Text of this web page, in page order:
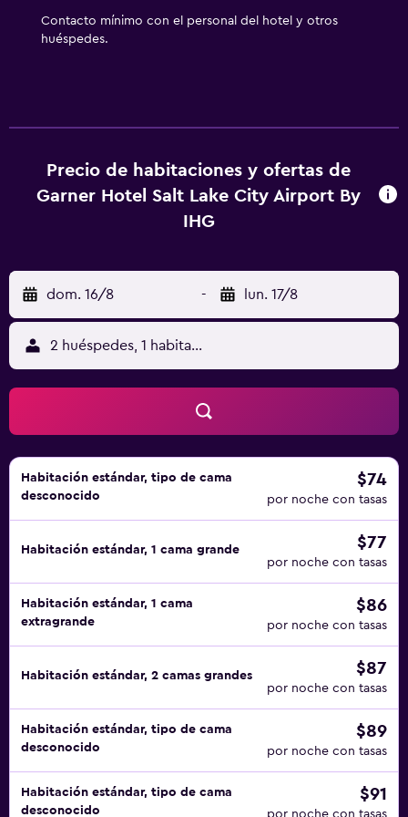
Contacto mínimo con el personal del hotel y otros
huéspedes.
Precio de habitaciones y ofertas de
Garner Hotel Salt Lake City Airport By
IHG
dom. 16/8 - lun. 17/8
2 huéspedes, 1 habitación
Habitación estándar, tipo de cama
desconocido
$74
por noche con tasas
Habitación estándar, 1 cama grande $77
por noche con tasas
Habitación estándar, 1 cama
extragrande
$86
por noche con tasas
Habitación estándar, 2 camas grandes $87
por noche con tasas
Habitación estándar, tipo de cama
desconocido
$89
por noche con tasas
Habitación estándar, tipo de cama
desconocido
$91
por noche con tasas